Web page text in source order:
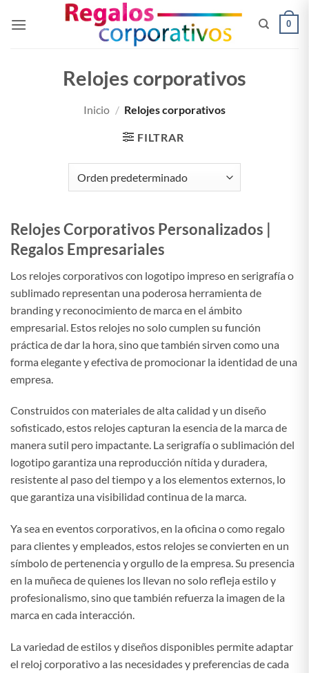
0
Relojes corporativos
Inicio / Relojes corporativos
FILTRAR
Relojes Corporativos Personalizados |
Regalos Empresariales
Los relojes corporativos con logotipo impreso en serigrafía o
sublimado representan una poderosa herramienta de
branding y reconocimiento de marca en el ámbito
empresarial. Estos relojes no solo cumplen su función
práctica de dar la hora, sino que también sirven como una
forma elegante y efectiva de promocionar la identidad de una
empresa.
Construidos con materiales de alta calidad y un diseño
sofisticado, estos relojes capturan la esencia de la marca de
manera sutil pero impactante. La serigrafía o sublimación del
logotipo garantiza una reproducción nítida y duradera,
resistente al paso del tiempo y a los elementos externos, lo
que garantiza una visibilidad continua de la marca.
Ya sea en eventos corporativos, en la oficina o como regalo
para clientes y empleados, estos relojes se convierten en un
símbolo de pertenencia y orgullo de la empresa. Su presencia
en la muñeca de quienes los llevan no solo refleja estilo y
profesionalismo, sino que también refuerza la imagen de la
marca en cada interacción.
La variedad de estilos y diseños disponibles permite adaptar
el reloj corporativo a las necesidades y preferencias de cada